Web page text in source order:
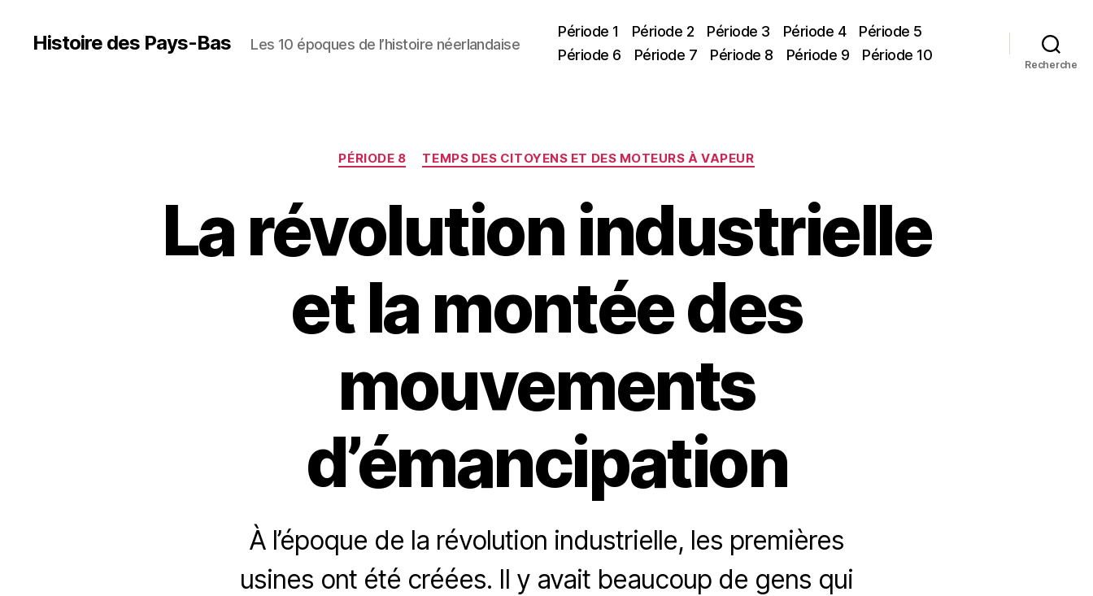
Histoire des Pays-Bas Les 10 époques de l’histoire néerlandaise
Période 1 Période 2 Période 3 Période 4
Période 5
Période 6
Période 7 Période 8 Période 9 Période 10
Recherche
Catégories
PÉRIODE 8 TEMPS DES CITOYENS ET DES MOTEURS À VAPEUR
La révolution industrielle
et la montée des
mouvements
d’émancipation
À l’époque de la révolution industrielle, les premières
usines ont été créées. Il y avait beaucoup de gens qui